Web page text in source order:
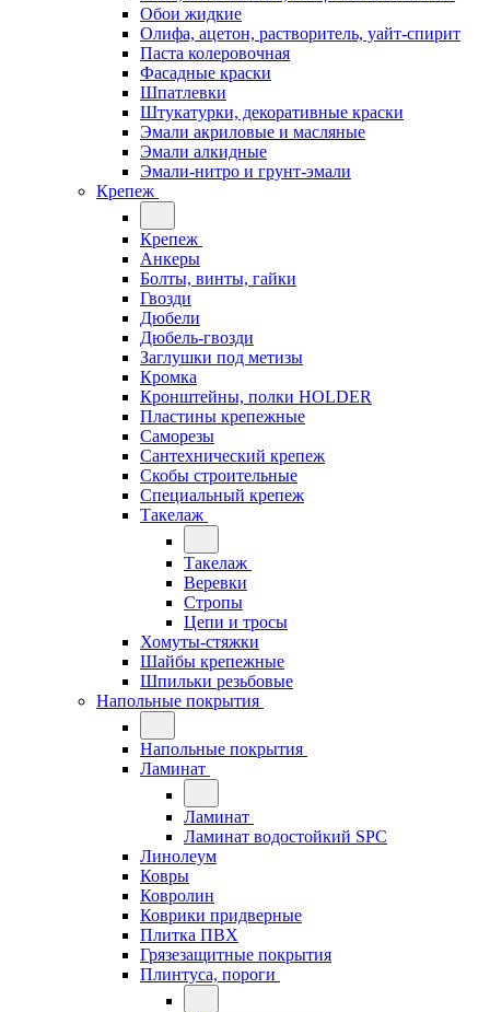
Обои жидкие
Олифа, ацетон, растворитель, уайт-спирит
Паста колеровочная
Фасадные краски
Шпатлевки
Штукатурки, декоративные краски
Эмали акриловые и масляные
Эмали алкидные
Эмали-нитро и грунт-эмали
Крепеж
Крепеж
Анкеры
Болты, винты, гайки
Гвозди
Дюбели
Дюбель-гвозди
Заглушки под метизы
Кромка
Кронштейны, полки НОLDER
Пластины крепежные
Саморезы
Сантехнический крепеж
Скобы строительные
Специальный крепеж
Такелаж
Такелаж
Веревки
Стропы
Цепи и тросы
Хомуты-стяжки
Шайбы крепежные
Шпильки резьбовые
Напольные покрытия
Напольные покрытия
Ламинат
Ламинат
Ламинат водостойкий SPC
Линолеум
Ковры
Ковролин
Коврики придверные
Плитка ПВХ
Грязезащитные покрытия
Плинтуса, пороги